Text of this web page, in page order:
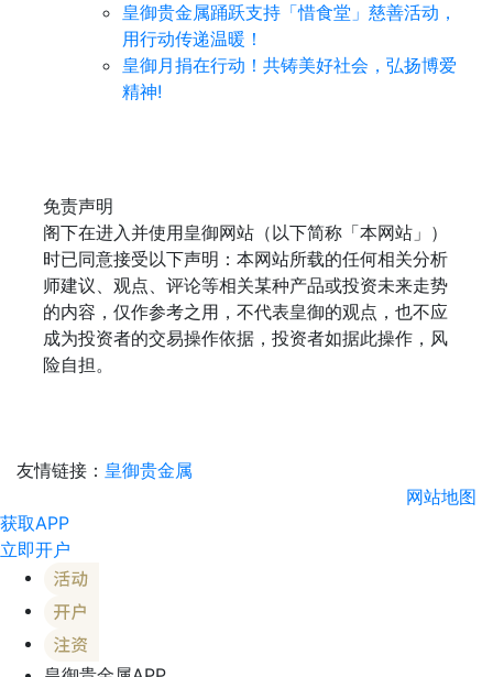
皇御贵金属踊跃支持「惜食堂」慈善活动，
用行动传递温暖！
皇御月捐在行动！共铸美好社会，弘扬博爱
精神!
免责声明
阁下在进入并使用皇御网站（以下简称「本网站」）
时已同意接受以下声明：本网站所载的任何相关分析
师建议、观点、评论等相关某种产品或投资未来走势
的内容，仅作参考之用，不代表皇御的观点，也不应
成为投资者的交易操作依据，投资者如据此操作，风
险自担。
友情链接： 皇御贵金属
网站地图
获取APP
立即开户